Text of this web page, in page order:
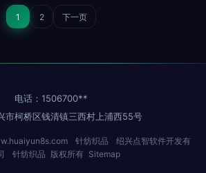
1 2 下一页
电话：1506700**
市柯桥区钱清镇三西村上浦西55号
针纺织品
绍兴点智软件开发有
针纺织品 版权所有 Sitemap